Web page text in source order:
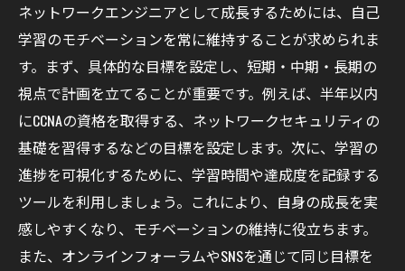
ネットワークエンジニアとして成長するためには、自己
学習のモチベーションを常に維持することが求められま
す。まず、具体的な目標を設定し、短期・中期・長期の
視点で計画を立てることが重要です。例えば、半年以内
にCCNAの資格を取得する、ネットワークセキュリティの
基礎を習得するなどの目標を設定します。次に、学習の
進捗を可視化するために、学習時間や達成度を記録する
ツールを利用しましょう。これにより、自身の成長を実
感しやすくなり、モチベーションの維持に役立ちます。
また、オンラインフォーラムやSNSを通じて同じ目標を